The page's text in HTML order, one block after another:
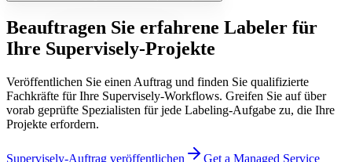
Beauftragen Sie erfahrene Labeler für
Ihre Supervisely-Projekte
Veröffentlichen Sie einen Auftrag und finden Sie qualifizierte
Fachkräfte für Ihre Supervisely-Workflows. Greifen Sie auf über
vorab geprüfte Spezialisten für jede Labeling-Aufgabe zu, die Ihre
Projekte erfordern.
Supervisely-Auftrag veröffentlichen
Get a Managed Service